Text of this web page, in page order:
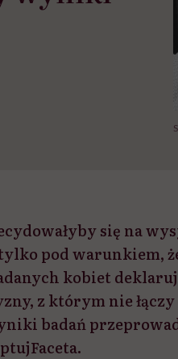
się na
pod warunkiem,
kobiet
z którym nie
badań